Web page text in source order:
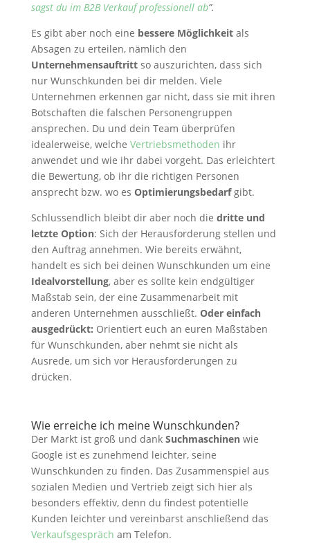
sagst du im B2B Verkauf professionell ab”.
Es gibt aber noch eine bessere Möglichkeitals
Absagen zu erteilen, nämlich den
Unternehmensauftritt so auszurichten, dass sich
nur Wunschkunden bei dir melden. Viele
Unternehmen erkennen gar nicht, dass sie mit ihren
Botschaften die falschen Personengruppen
ansprechen. Du und dein Team überprüfen
idealerweise, welche Vertriebsmethoden ihr
anwendet und wie ihr dabei vorgeht. Das erleichtert
die Bewertung, ob ihr die richtigen Personen
ansprecht bzw. wo es Optimierungsbedarfgibt.
Schlussendlich bleibt dir aber noch die dritte und
letzte Option: Sich der Herausforderung stellen und
den Auftrag annehmen. Wie bereits erwähnt,
handelt es sich bei deinen Wunschkunden um eine
Idealvorstellung, aber es sollte kein endgültiger
Maßstab sein, der eine Zusammenarbeit mit
anderen Unternehmen ausschließt. Oder einfach
ausgedrückt: Orientiert euch an euren Maßstäben
für Wunschkunden, aber nehmt sie nicht als
Ausrede, um sich vor Herausforderungen zu
drücken.
Wie erreiche ich meine Wunschkunden?
Der Markt ist groß und dank Suchmaschinenwie
Google ist es zunehmend leichter, seine
Wunschkunden zu finden. Das Zusammenspiel aus
sozialen Medien und Vertrieb zeigt sich hier als
besonders effektiv, denn du findest potentielle
Kunden leichter und vereinbarst anschließend das
Verkaufsgespräch am Telefon.